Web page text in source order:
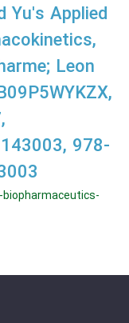
Yu's Applied
Leon
978-